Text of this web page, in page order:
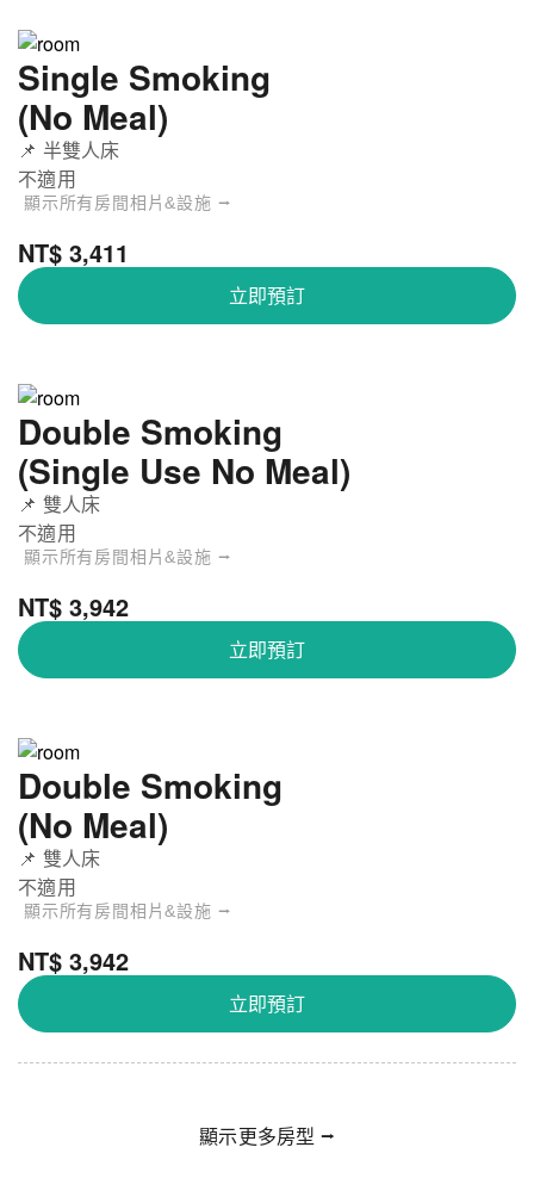
Single Smoking
(No Meal)
📌 半雙人床
不適用
顯示所有房間相片&設施 ⭢
NT$ 3,411
立即預訂
Double Smoking
(Single Use No Meal)
📌 雙人床
不適用
顯示所有房間相片&設施 ⭢
NT$ 3,942
立即預訂
Double Smoking
(No Meal)
📌 雙人床
不適用
顯示所有房間相片&設施 ⭢
NT$ 3,942
立即預訂
顯示更多房型 ⭢